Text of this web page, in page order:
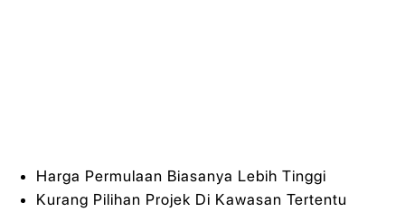
Harga Permulaan Biasanya Lebih Tinggi
Kurang Pilihan Projek Di Kawasan Tertentu